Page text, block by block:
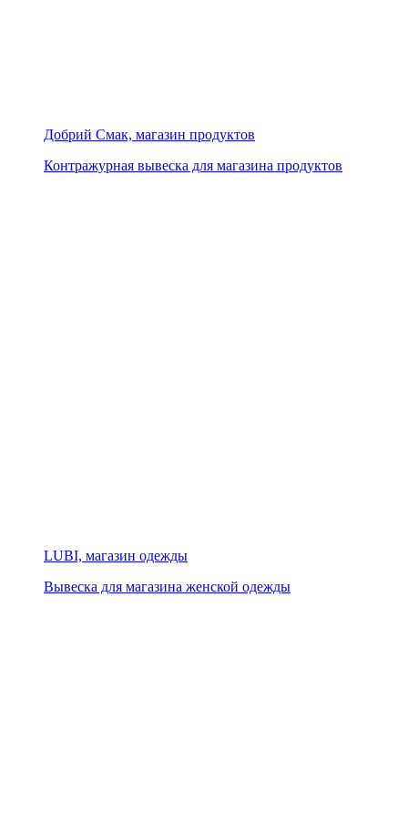
Добрий Смак, магазин продуктов
Контражурная вывеска для магазина продуктов
LUBI, магазин одежды
Вывеска для магазина женской одежды